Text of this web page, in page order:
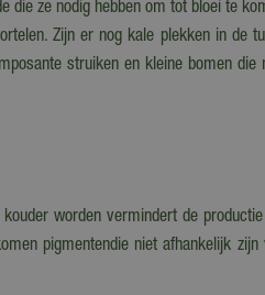
die ze nodig hebben om tot bloei te
Zijn er nog kale plekken in de
struiken en kleine bomen die
worden vermindert de
pigmentendie niet afhankelijk